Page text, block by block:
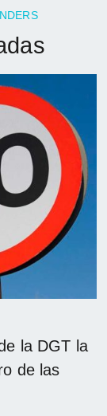
la DGT la
de las